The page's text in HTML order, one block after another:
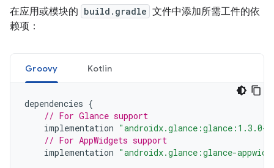
在应用或模块的 build.gradle 文件中添加所需工件的依
赖项：
Groovy Kotlin
dependencies {
// For Glance support
implementation "androidx.glance:glance:1.3.0-
// For AppWidgets support
implementation "androidx.glance:glance-